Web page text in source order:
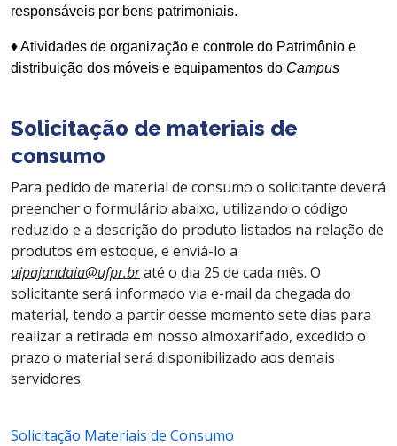
responsáveis por bens patrimoniais.
♦ Atividades de organização e controle do Patrimônio e
distribuição dos móveis e equipamentos do Campus
Solicitação de materiais de
consumo
Para pedido de material de consumo o solicitante deverá
preencher o formulário abaixo, utilizando o código
reduzido e a descrição do produto listados na relação de
produtos em estoque, e enviá-lo a
uipajandaia@ufpr.braté o dia 25 de cada mês. O
solicitante será informado via e-mail da chegada do
material, tendo a partir desse momento sete dias para
realizar a retirada em nosso almoxarifado, excedido o
prazo o material será disponibilizado aos demais
servidores.
Solicitação Materiais de Consumo